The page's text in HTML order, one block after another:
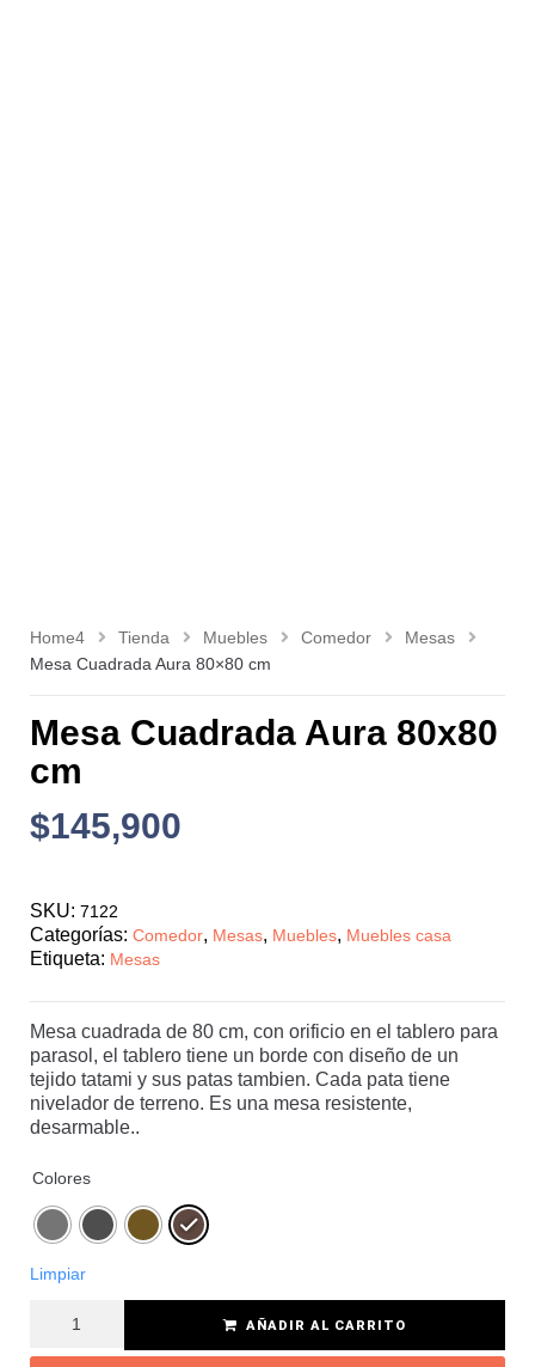
Home4 Tienda Muebles Comedor
Mesas
Mesa Cuadrada Aura 80×80 cm
Mesa Cuadrada Aura 80x80
cm
$145,900
SKU: 7122
Categorías: Comedor, Mesas, Muebles, Muebles casa
Etiqueta: Mesas
Mesa cuadrada de 80 cm, con orificio en el tablero para
parasol, el tablero tiene un borde con diseño de un
tejido tatami y sus patas tambien. Cada pata tiene
nivelador de terreno. Es una mesa resistente,
desarmable..
Colores
Limpiar
AÑADIR AL CARRITO